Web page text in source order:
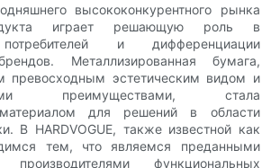
высококонкурентного рынка
играет решающую роль в
и дифференциации
Металлизированная бумага,
превосходным эстетическим видом и
преимуществами, стала
для решений в области
В HARDVOGUE, также известной как
тем, что являемся преданными
функциональных